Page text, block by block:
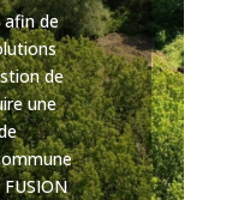
de
de
une